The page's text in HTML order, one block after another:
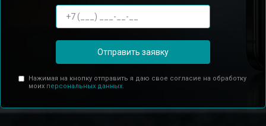
Отправить заявку
Нажимая на кнопку отправить я даю свое согласие на обработку
моих персональных данных.